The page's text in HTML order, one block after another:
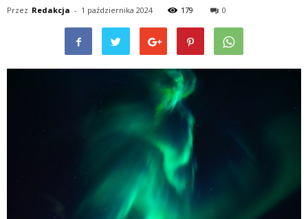
Przez Redakcja - 1 października 2024 179 0